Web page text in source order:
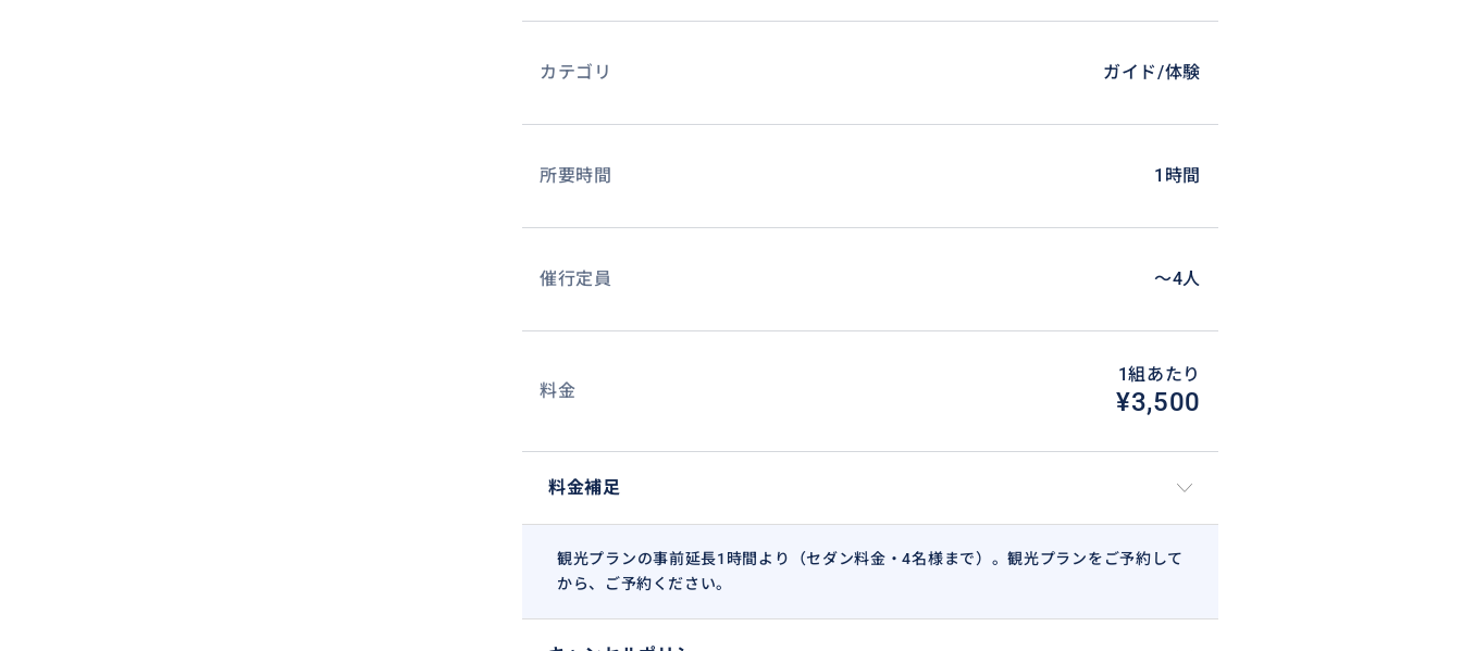
カテゴリ ガイド/体験
所要時間 1時間
催行定員 〜4人
料金
1組あたり
¥3,500
料金補足
観光プランの事前延長1時間より（セダン料金・4名様まで）。観光プランをご予約して
から、ご予約ください。